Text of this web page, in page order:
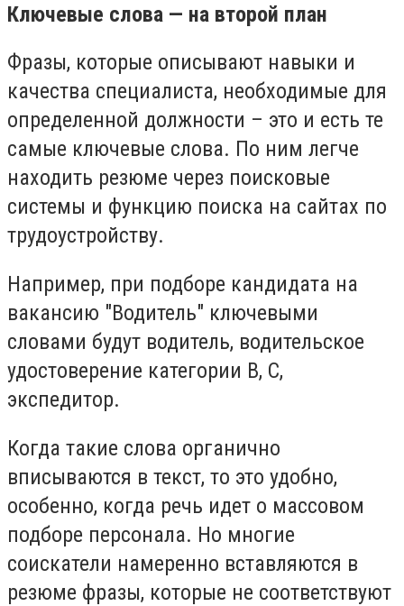
Ключевые слова — на второй план
Фразы, которые описывают навыки и
качества специалиста, необходимые для
определенной должности – это и есть те
самые ключевые слова. По ним легче
находить резюме через поисковые
системы и функцию поиска на сайтах по
трудоустройству.
Например, при подборе кандидата на
вакансию "Водитель" ключевыми
словами будут водитель, водительское
удостоверение категории В, С,
экспедитор.
Когда такие слова органично
вписываются в текст, то это удобно,
особенно, когда речь идет о массовом
подборе персонала. Но многие
соискатели намеренно вставляются в
резюме фразы, которые не соответствуют